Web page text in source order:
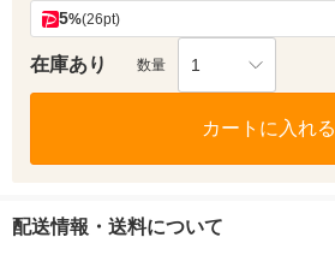
5%(26pt)
在庫あり 数量 1
カートに入れる
配送情報・送料について